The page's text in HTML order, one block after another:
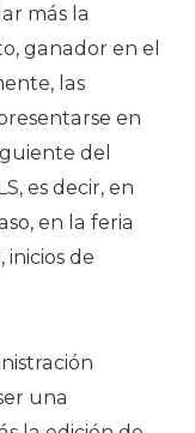
más la
ganador en el
las
en
del
es decir, en
en la feria
de
una